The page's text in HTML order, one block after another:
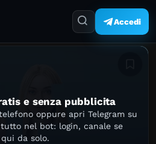
Accedi
e senza pubblicita
oppure apri Telegram su
nel bot: login, canale se
da solo.